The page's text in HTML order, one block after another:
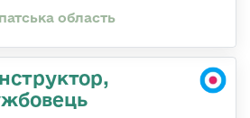
область